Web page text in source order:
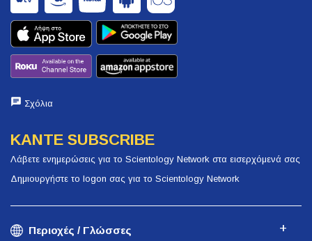
Σχόλια
ΚΑΝΤΕ SUBSCRIBE
Λάβετε ενημερώσεις για το Scientology Network στα εισερχόμενά σας
Δημιουργήστε το logon σας για το Scientology Network
Περιοχές / Γλώσσες